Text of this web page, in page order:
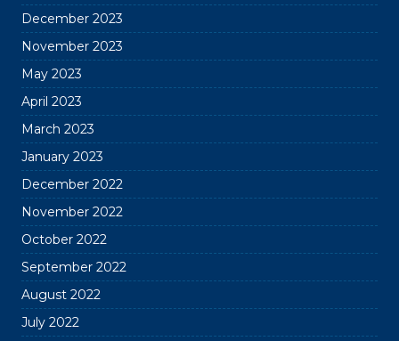
December 2023
November 2023
May 2023
April 2023
March 2023
January 2023
December 2022
November 2022
October 2022
September 2022
August 2022
July 2022